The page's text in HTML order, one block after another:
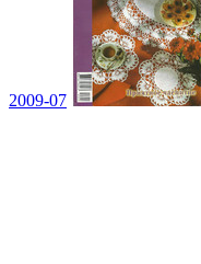
2009-07